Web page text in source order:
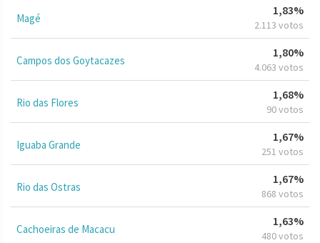
Magé
1,83%
2.113 votos
Campos dos Goytacazes
1,80%
4.063 votos
Rio das Flores
1,68%
90 votos
Iguaba Grande
1,67%
251 votos
Rio das Ostras
1,67%
868 votos
Cachoeiras de Macacu
1,63%
480 votos